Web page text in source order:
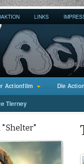
LINKS
Actionfilm Die
Tierney
"Shelter"